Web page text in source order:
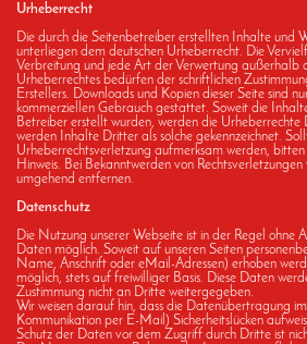
Urheberrecht
Die durch die Seitenbetreiber erstellten Inhalte und
unterliegen dem deutschen Urheberrecht. Die
Verbreitung und jede Art der Verwertung außerhalb
Urheberrechtes bedürfen der schriftlichen
Erstellers. Downloads und Kopien dieser Seite sind
kommerziellen Gebrauch gestattet. Soweit die
Betreiber erstellt wurden, werden die
werden Inhalte Dritter als solche gekennzeichnet.
Urheberrechtsverletzung aufmerksam werden,
Hinweis. Bei Bekanntwerden von
umgehend entfernen.
Datenschutz
Die Nutzung unserer Webseite ist in der Regel ohne
Daten möglich. Soweit auf unseren Seiten
Name, Anschrift oder eMail-Adressen) erhoben
möglich, stets auf freiwilliger Basis. Diese Daten
Zustimmung nicht an Dritte weitergegeben.
Wir weisen darauf hin, dass die Datenübertragung
Kommunikation per E-Mail) Sicherheitslücken
Schutz der Daten vor dem Zugriff durch Dritte ist